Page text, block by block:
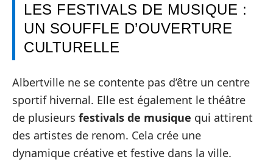
LES FESTIVALS DE MUSIQUE :
UN SOUFFLE D’OUVERTURE
CULTURELLE
Albertville ne se contente pas d’être un centre
sportif hivernal. Elle est également le théâtre
de plusieurs festivals de musique qui attirent
des artistes de renom. Cela crée une
dynamique créative et festive dans la ville.